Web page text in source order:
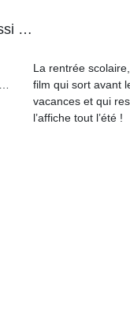
…
La rentrée
film qui sort avant
vacances et qui
l’affiche tout l’été !